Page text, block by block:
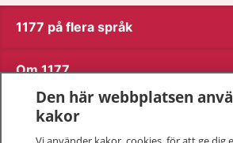
1177 på flera språk
Om 1177
Kontakt
Den här webbplatsen
kakor